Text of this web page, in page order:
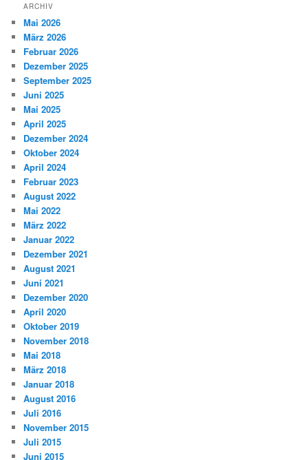
ARCHIV
Mai 2026
März 2026
Februar 2026
Dezember 2025
September 2025
Juni 2025
Mai 2025
April 2025
Dezember 2024
Oktober 2024
April 2024
Februar 2023
August 2022
Mai 2022
März 2022
Januar 2022
Dezember 2021
August 2021
Juni 2021
Dezember 2020
April 2020
Oktober 2019
November 2018
Mai 2018
März 2018
Januar 2018
August 2016
Juli 2016
November 2015
Juli 2015
Juni 2015